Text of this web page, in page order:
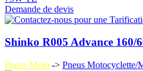
Demande de devis
Shinko R005 Advance 160/
Pneus Moto -> Pneus Motocyclette/